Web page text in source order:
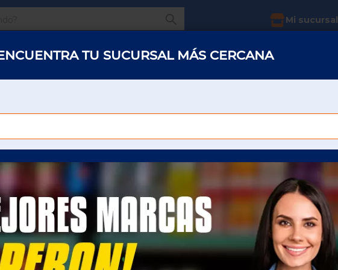
¿Qué estas buscando? Mi sucursal
CANELA MOLIDA C/10 PZ
Para poder ver el precio sera necesario que
inicie sesión
TU SUCURSAL MÁS CERCANA